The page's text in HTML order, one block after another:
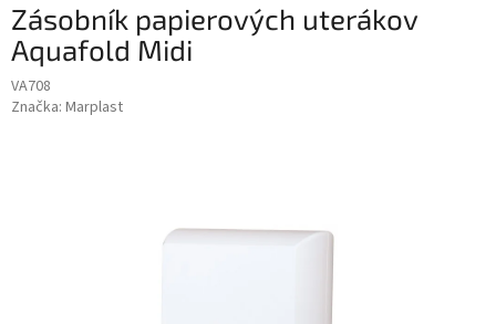
Zásobník papierových uterákov
Aquafold Midi
VA708
Značka: Marplast